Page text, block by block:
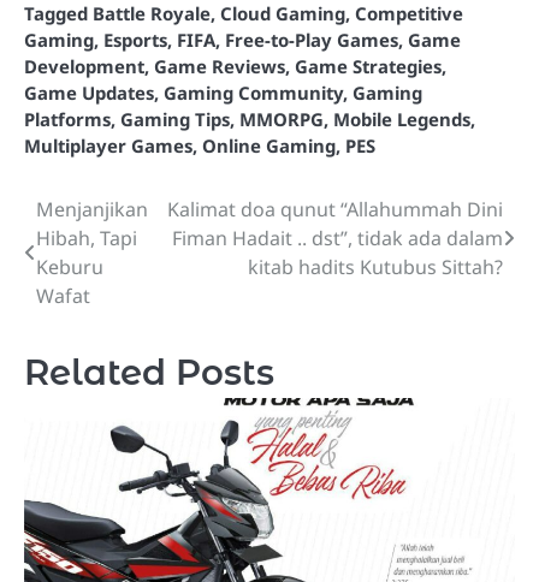
Tagged Battle Royale, Cloud Gaming, Competitive
Gaming, Esports, FIFA, Free-to-Play Games, Game
Development, Game Reviews, Game Strategies,
Game Updates, Gaming Community, Gaming
Platforms, Gaming Tips, MMORPG, Mobile Legends,
Multiplayer Games, Online Gaming, PES
Post
navigation
Menjanjikan
Hibah, Tapi
Keburu
Wafat
Kalimat doa qunut “Allahummah Dini
Fiman Hadait .. dst”, tidak ada dalam
kitab hadits Kutubus Sittah?
Related Posts